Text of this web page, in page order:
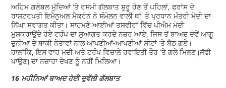
ਅਹਿਮ ਗਲੋਬਲ ਮੁੱਦਿਆਂ 'ਤੇ ਰਸਮੀ ਗੱਲਬਾਤ ਸ਼ੁਰੂ ਹੋਣ ਤੋਂ ਪਹਿਲਾਂ, ਫਰਾਂਸ ਦੇ
ਰਾਸ਼ਟਰਪਤੀ ਇਮੈਨੁਅਲ ਮੈਕਰੋਨ ਨੇ ਸੰਮੇਲਨ ਵਾਲੀ ਥਾਂ 'ਤੇ ਪ੍ਰਧਾਨ ਮੰਤਰੀ ਮੋਦੀ ਦਾ
ਨਿੱਘਾ ਸਵਾਗਤ ਕੀਤਾ। ਸਾਹਮਣੇ ਆਈਆਂ ਤਸਵੀਰਾਂ ਵਿੱਚ ਪੀਐਮ ਮੋਦੀ
ਮੁਸਕਰਾਉਂਦੇ ਹੋਏ ਟਰੰਪ ਦਾ ਸੁਆਗਤ ਕਰਦੇ ਨਜ਼ਰ ਆਏ, ਜਿਸ ਤੋਂ ਬਾਅਦ ਦੋਵੇਂ ਆਗੂ
ਦੁਨੀਆ ਦੇ ਬਾਕੀ ਨੇਤਾਵਾਂ ਨਾਲ ਆਪਣੀਆਂ-ਆਪਣੀਆਂ ਸੀਟਾਂ 'ਤੇ ਬੈਠ ਗਏ।
ਹਾਲਾਂਕਿ, ਇਸ ਵਾਰ ਮੋਦੀ ਅਤੇ ਟਰੰਪ ਵਿਚਾਲੇ ਰਵਾਇਤੀ ਤੌਰ 'ਤੇ ਗਲੇ ਮਿਲਣ (ਜੱਫੀ
ਪਾਉਣ) ਦਾ ਨਜ਼ਾਰਾ ਦੇਖਣ ਨੂੰ ਨਹੀਂ ਮਿਲਿਆ।
16 ਮਹੀਨਿਆਂ ਬਾਅਦ ਹੋਈ ਦੁਵੱਲੀ ਗੱਲਬਾਤ